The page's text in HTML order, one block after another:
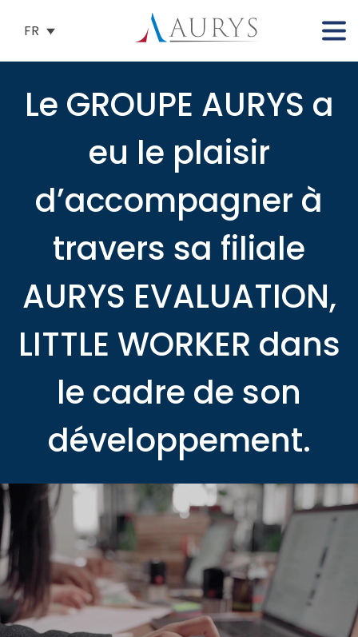
FR
Le GROUPE AURYS a
eu le plaisir
d’accompagner à
travers sa filiale
AURYS EVALUATION,
LITTLE WORKER dans
le cadre de son
développement.